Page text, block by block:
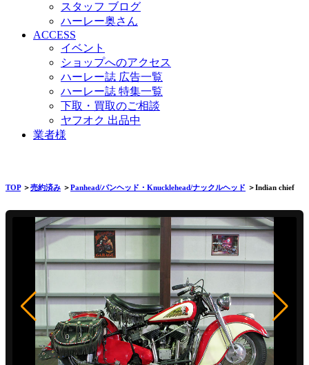
スタッフ ブログ
ハーレー奥さん
ACCESS
イベント
ショップへのアクセス
ハーレー誌 広告一覧
ハーレー誌 特集一覧
下取・買取のご相談
ヤフオク 出品中
業者様
TOP＞売約済み ＞Panhead/パンヘッド・Knucklehead/ナックルヘッド ＞Indian chief